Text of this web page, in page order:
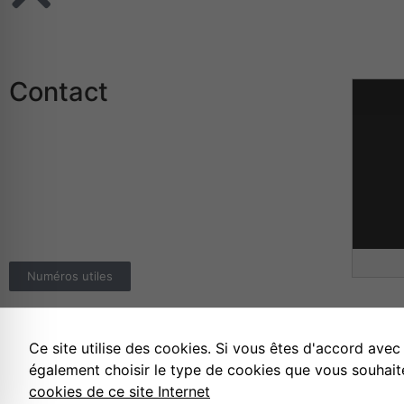
Contact
Numéros utiles
Mentions légales Politique de
Effica CD
Ce site utilise des cookies. Si vous êtes d'accord
également choisir le type de cookies que vous
cookies de ce site Internet